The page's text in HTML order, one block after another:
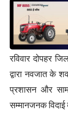
रविवार दोपहर
द्वारा नवजात के
प्रशासन और
सम्मानजनक विदाई